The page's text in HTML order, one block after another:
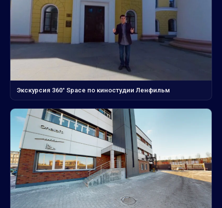
Экскурсия 360° Space по киностудии Ленфильм